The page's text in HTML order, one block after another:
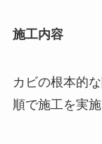
施工内容
カビの根本的
順で施工を実施